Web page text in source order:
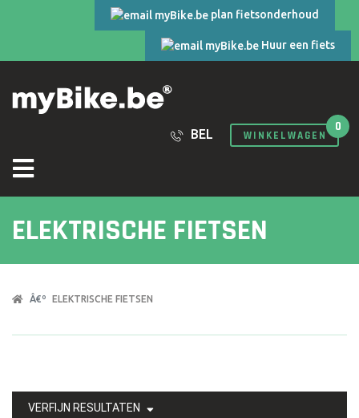
plan fietsonderhoud
Huur een fiets
BEL WINKELWAGEN
0
ELEKTRISCHE FIETSEN
ELEKTRISCHE FIETSEN
VERFIJN RESULTATEN